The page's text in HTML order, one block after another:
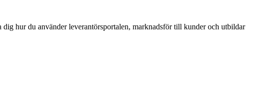
hur du använder leverantörsportalen, marknadsför till kunder och utbildar